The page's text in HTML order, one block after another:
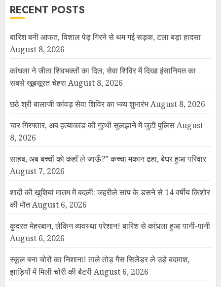
RECENT POSTS
बारिश बनी आफत, विशाल पेड़ गिरने से थम गई सड़क, टला बड़ा हादसा
August 8, 2026
कांधला ने जीता शिवभक्तों का दिल, सेवा शिविर में दिखा इंसानियत का
सबसे खूबसूरत चेहराAugust 8, 2026
छठे श्री बालाजी कांवड़ सेवा शिविर का भव्य शुभारंभAugust 8, 2026
चार गिरफ्तार, अब हत्याकांड की गुत्थी सुलझाने में जुटी पुलिसAugust
8, 2026
साहब, अब बच्चों को कहाँ ले जाऊँ?” कच्चा मकान ढहा, बेघर हुआ परिवार
August 7, 2026
शादी की खुशियां मातम में बदलीं: जहरीले सांप के डसने से 14 वर्षीय किशोर
की मौतAugust 6, 2026
कुदरत मेहरबान, लेकिन व्यवस्था परेशान! बारिश से कांधला हुआ पानी-पानी
August 6, 2026
स्कूल बना चोरों का निशाना! ताले तोड़ गैस सिलेंडर ले उड़े बदमाश,
झाड़ियों में मिली चोरी की बैटरीAugust 6, 2026